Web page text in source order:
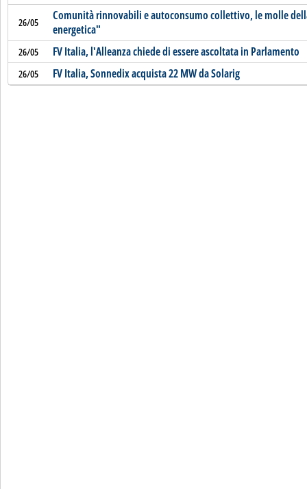
26/05
Comunità rinnovabili e autoconsumo collettivo, le molle
energetica"
26/05 FV Italia, l'Alleanza chiede di essere ascoltata in Parlamento
26/05 FV Italia, Sonnedix acquista 22 MW da Solarig